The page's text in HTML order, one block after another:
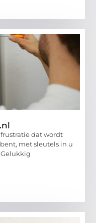
dat wordt
met sleutels in u